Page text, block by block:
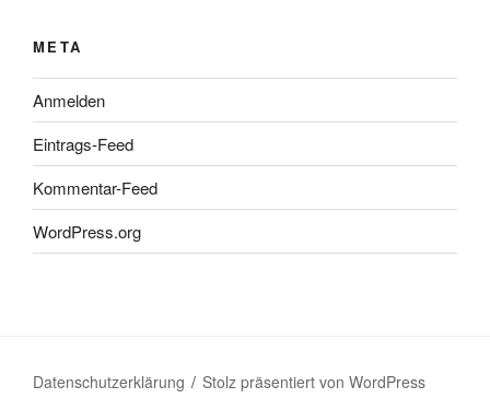
META
Anmelden
Eintrags-Feed
Kommentar-Feed
WordPress.org
Datenschutzerklärung Stolz präsentiert von WordPress